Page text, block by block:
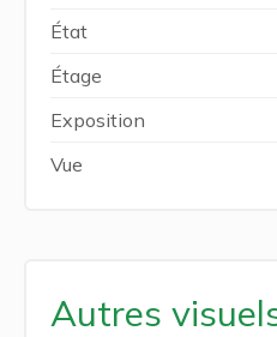
État
Étage
Exposition
Vue
Autres